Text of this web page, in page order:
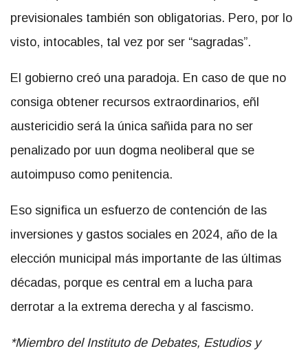
previsionales también son obligatorias. Pero, por lo
visto, intocables, tal vez por ser “sagradas”.
El gobierno creó una paradoja. En caso de que no
consiga obtener recursos extraordinarios, eñl
austericidio será la única sañida para no ser
penalizado por uun dogma neoliberal que se
autoimpuso como penitencia.
Eso significa un esfuerzo de contención de las
inversiones y gastos sociales en 2024, año de la
elección municipal más importante de las últimas
décadas, porque es central em a lucha para
derrotar a la extrema derecha y al fascismo.
*Miembro del Instituto de Debates, Estudios y